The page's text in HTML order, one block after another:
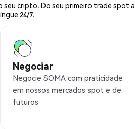
seu cripto. Do seu primeiro trade
24/7.
Negociar
Negocie SOMA com praticidade
em nossos mercados spot e de
futuros